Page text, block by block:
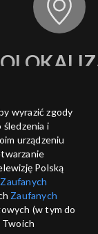
którego się
, w związku z
TVP VOD
Sprawdź, które
obejrzeć.
Nie pokazuj
wyrazić zgody
i
urządzeniu
Polską
Zaufanych
Zaufanych
(w tym do
Twoich